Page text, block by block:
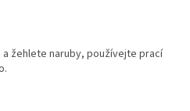
žehlete naruby, používejte prací